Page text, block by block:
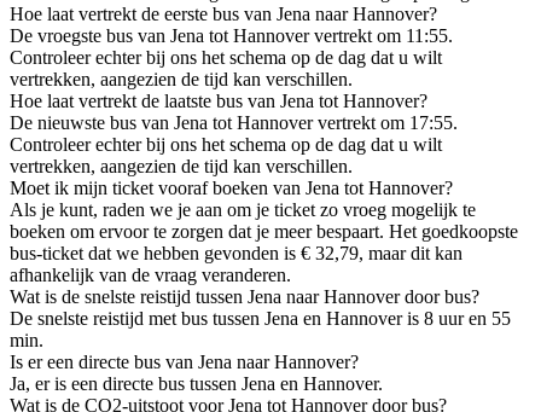
Hoe laat vertrekt de eerste bus van Jena naar Hannover?
De vroegste bus van Jena tot Hannover vertrekt om 11:55.
Controleer echter bij ons het schema op de dag dat u wilt
vertrekken, aangezien de tijd kan verschillen.
Hoe laat vertrekt de laatste bus van Jena tot Hannover?
De nieuwste bus van Jena tot Hannover vertrekt om 17:55.
Controleer echter bij ons het schema op de dag dat u wilt
vertrekken, aangezien de tijd kan verschillen.
Moet ik mijn ticket vooraf boeken van Jena tot Hannover?
Als je kunt, raden we je aan om je ticket zo vroeg mogelijk te
boeken om ervoor te zorgen dat je meer bespaart. Het goedkoopste
bus-ticket dat we hebben gevonden is € 32,79, maar dit kan
afhankelijk van de vraag veranderen.
Wat is de snelste reistijd tussen Jena naar Hannover door bus?
De snelste reistijd met bus tussen Jena en Hannover is 8 uur en 55
min.
Is er een directe bus van Jena naar Hannover?
Ja, er is een directe bus tussen Jena en Hannover.
Wat is de CO2-uitstoot voor Jena tot Hannover door bus?